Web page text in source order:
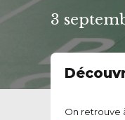
3
On retrouve